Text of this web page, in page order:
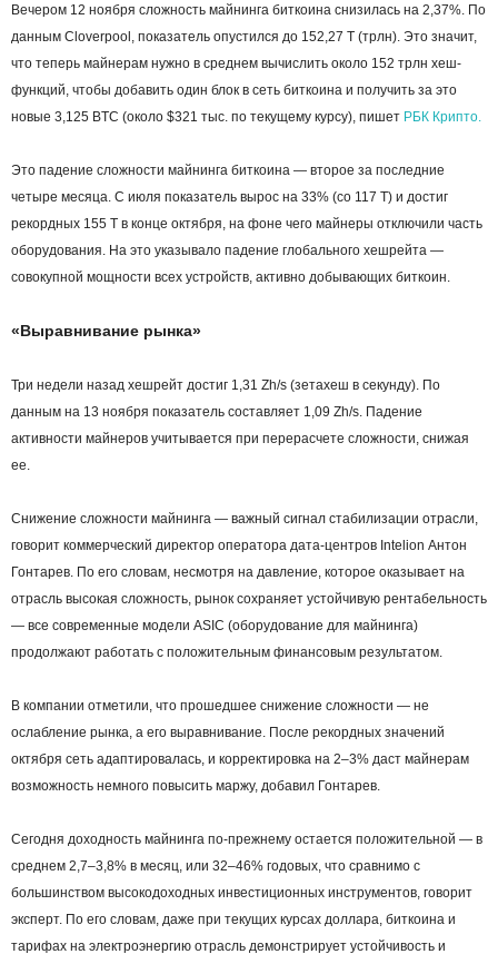
Вечером 12 ноября сложность майнинга биткоина снизилась на 2,37%. По
данным Cloverpool, показатель опустился до 152,27 Т (трлн). Это значит,
что теперь майнерам нужно в среднем вычислить около 152 трлн хеш-
функций, чтобы добавить один блок в сеть биткоина и получить за это
новые 3,125 BTC (около $321 тыс. по текущему курсу), пишет РБК Крипто.
Это падение сложности майнинга биткоина — второе за последние
четыре месяца. С июля показатель вырос на 33% (со 117 Т) и достиг
рекордных 155 Т в конце октября, на фоне чего майнеры отключили часть
оборудования. На это указывало падение глобального хешрейта —
совокупной мощности всех устройств, активно добывающих биткоин.
«Выравнивание рынка»
Три недели назад хешрейт достиг 1,31 Zh/s (зетахеш в секунду). По
данным на 13 ноября показатель составляет 1,09 Zh/s. Падение
активности майнеров учитывается при перерасчете сложности, снижая
ее.
Снижение сложности майнинга — важный сигнал стабилизации отрасли,
говорит коммерческий директор оператора дата-центров Intelion Антон
Гонтарев. По его словам, несмотря на давление, которое оказывает на
отрасль высокая сложность, рынок сохраняет устойчивую рентабельность
— все современные модели ASIC (оборудование для майнинга)
продолжают работать с положительным финансовым результатом.
В компании отметили, что прошедшее снижение сложности — не
ослабление рынка, а его выравнивание. После рекордных значений
октября сеть адаптировалась, и корректировка на 2–3% даст майнерам
возможность немного повысить маржу, добавил Гонтарев.
Сегодня доходность майнинга по-прежнему остается положительной — в
среднем 2,7–3,8% в месяц, или 32–46% годовых, что сравнимо с
большинством высокодоходных инвестиционных инструментов, говорит
эксперт. По его словам, даже при текущих курсах доллара, биткоина и
тарифах на электроэнергию отрасль демонстрирует устойчивость и